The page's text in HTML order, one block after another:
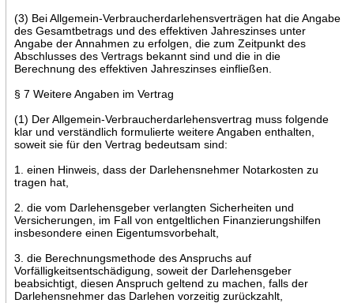
(3) Bei Allgemein-Verbraucherdarlehensverträgen hat die Angabe
des Gesamtbetrags und des effektiven Jahreszinses unter
Angabe der Annahmen zu erfolgen, die zum Zeitpunkt des
Abschlusses des Vertrags bekannt sind und die in die
Berechnung des effektiven Jahreszinses einfließen.
§ 7 Weitere Angaben im Vertrag
(1) Der Allgemein-Verbraucherdarlehensvertrag muss folgende
klar und verständlich formulierte weitere Angaben enthalten,
soweit sie für den Vertrag bedeutsam sind:
1. einen Hinweis, dass der Darlehensnehmer Notarkosten zu
tragen hat,
2. die vom Darlehensgeber verlangten Sicherheiten und
Versicherungen, im Fall von entgeltlichen Finanzierungshilfen
insbesondere einen Eigentumsvorbehalt,
3. die Berechnungsmethode des Anspruchs auf
Vorfälligkeitsentschädigung, soweit der Darlehensgeber
beabsichtigt, diesen Anspruch geltend zu machen, falls der
Darlehensnehmer das Darlehen vorzeitig zurückzahlt,